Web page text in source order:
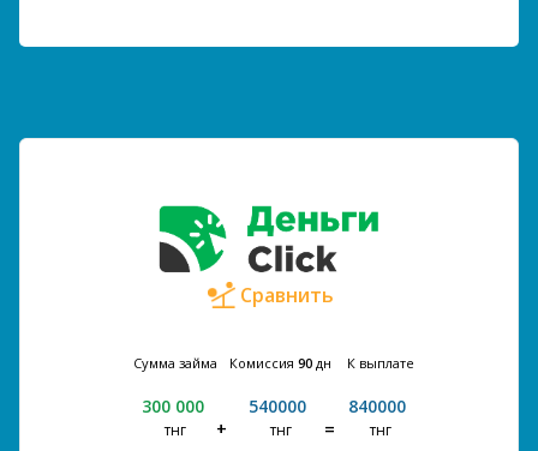
Сравнить
Сумма займа
300 000
тнг
Комиссия 90 дн
540000
тнг
К выплате
840000
тнг